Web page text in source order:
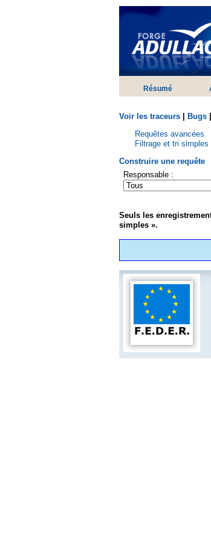
Résumé
Voir les traceurs | Bugs |
Requêtes avancées
Filtrage et tri simples
Construire une requête
Responsable :
Seuls les
simples ».